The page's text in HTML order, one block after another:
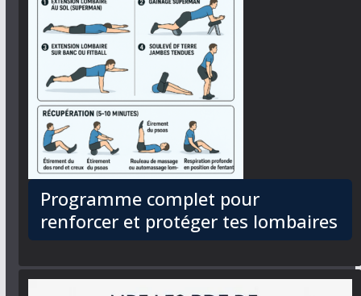
Programme complet pour
renforcer et protéger tes lombaires